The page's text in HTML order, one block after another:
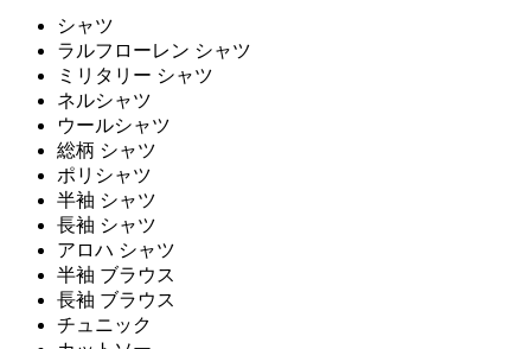
シャツ
ラルフローレン シャツ
ミリタリー シャツ
ネルシャツ
ウールシャツ
総柄 シャツ
ポリシャツ
半袖 シャツ
長袖 シャツ
アロハ シャツ
半袖 ブラウス
長袖 ブラウス
チュニック